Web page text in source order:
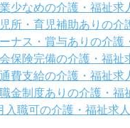
少なめの介護・福祉求
所・育児補助ありの介
ナス・賞与ありの介護
保険完備の介護・福祉
費支給の介護・福祉求
金制度ありの介護・福
入職可の介護・福祉求人